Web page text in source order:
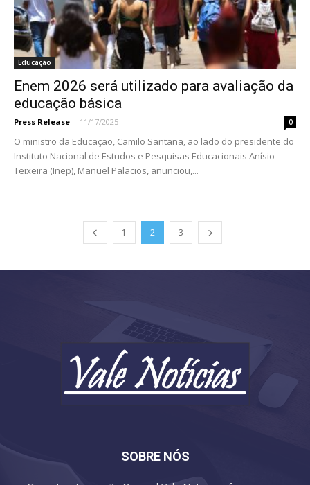
Educação
Enem 2026 será utilizado para avaliação da
educação básica
Press Release - 11/17/2025 0
O ministro da Educação, Camilo Santana, ao lado do presidente do
Instituto Nacional de Estudos e Pesquisas Educacionais Anísio
Teixeira (Inep), Manuel Palacios, anunciou,...
1 2 3
SOBRE NÓS